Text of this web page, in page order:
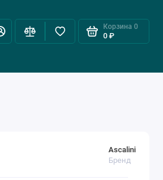
Корзина 0
0 ₽
Ascalini
Бренд